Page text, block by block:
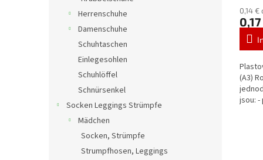
Herrenschuhe
Damenschuhe
Schuhtaschen
Einlegesohlen
Schuhlöffel
Schnürsenkel
Socken Leggings Strümpfe
Mädchen
Socken, Strümpfe
Strumpfhosen, Leggings
0,14 €
(A3)
jsou: